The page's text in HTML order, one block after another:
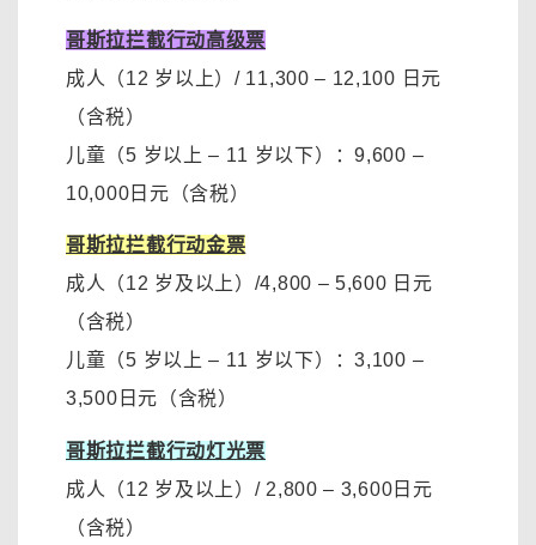
哥斯拉拦截行动高级票
成人（12 岁以上） / 11,300 – 12,100 日元
（含税）
儿童（5 岁以上 – 11 岁以下）
：9,600 –
10,000 日元（含税）
哥斯拉拦截行动金票
成人（12 岁及以上） /4,800 – 5,600 日元
（含税）
儿童（5 岁以上 – 11 岁以下）
：3,100 –
3,500 日元（含税）
哥斯拉拦截行动灯光票
成人（12 岁及以上） / 2,800 – 3,600 日元
（含税）